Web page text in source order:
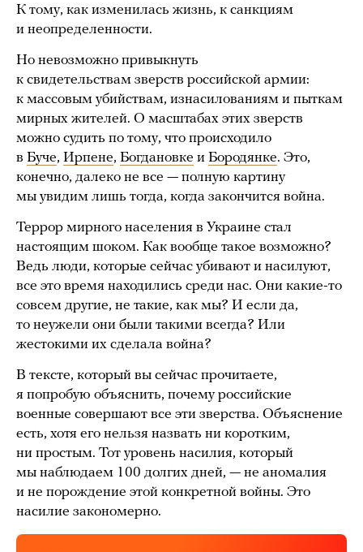
К тому, как изменилась жизнь, к санкциям
и неопределенности.
Но невозможно привыкнуть
к свидетельствам зверств российской армии:
к массовым убийствам, изнасилованиям и пыткам
мирных жителей. О масштабах этих зверств
можно судить по тому, что происходило
в Буче, Ирпене, Богдановке и Бородянке. Это,
конечно, далеко не все — полную картину
мы увидим лишь тогда, когда закончится война.
Террор мирного населения в Украине стал
настоящим шоком. Как вообще такое возможно?
Ведь люди, которые сейчас убивают и насилуют,
все это время находились среди нас. Они какие-то
совсем другие, не такие, как мы? И если да,
то неужели они были такими всегда? Или
жестокими их сделала война?
В тексте, который вы сейчас прочитаете,
я попробую объяснить, почему российские
военные совершают все эти зверства. Объяснение
есть, хотя его нельзя назвать ни коротким,
ни простым. Тот уровень насилия, который
мы наблюдаем 100 долгих дней, — не аномалия
и не порождение этой конкретной войны. Это
насилие закономерно.